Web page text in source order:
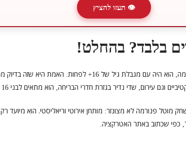
👁 תעזו להציץ
בלבד? בהחלט!
, הוא היה עם מגבלת גיל של 16+ לפחות. האמת היא שזה בדיוק
וגם עירום, שדי נדיר בגזרת חדרי הבריחה, הוא מתאים לבני 16
מוטל פנורמה לא מצונזר: מותחן אירוטי וריאליסטי. הוא מיועד
כפי שכתוב באתר האטרקציה.